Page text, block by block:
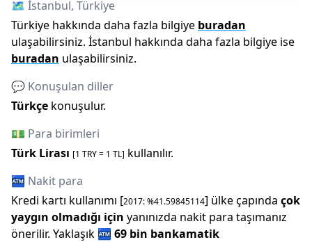
🗺️ İstanbul, Türkiye
Türkiye hakkında daha fazla bilgiye buradan
ulaşabilirsiniz. İstanbul hakkında daha fazla bilgiye ise
buradan ulaşabilirsiniz.
💬 Konuşulan diller
Türkçe konuşulur.
💵 Para birimleri
Türk Lirası [1 TRY= 1 TL] kullanılır.
🏧 Nakit para
Kredi kartı kullanımı [2017: %41.59845114] ülke çapında çok
yaygın olmadığı için yanınızda nakit para taşımanız
önerilir. Yaklaşık 🏧 69 bin bankamatik